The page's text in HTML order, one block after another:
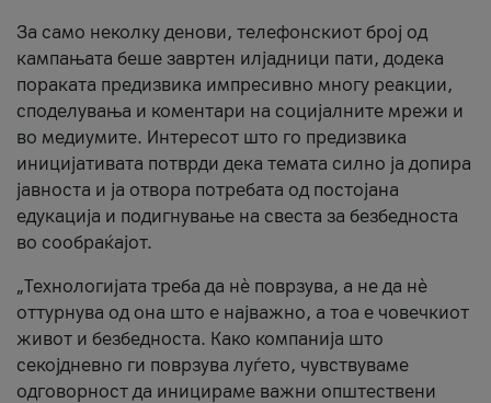
За само неколку денови, телефонскиот број од
кампањата беше завртен илјадници пати, додека
пораката предизвика импресивно многу реакции,
споделувања и коментари на социјалните мрежи и
во медиумите. Интересот што го предизвика
иницијативата потврди дека темата силно ја допира
јавноста и ја отвора потребата од постојана
едукација и подигнување на свеста за безбедноста
во сообраќајот.
„Технологијата треба да нè поврзува, а не да нè
оттурнува од она што е најважно, а тоа е човечкиот
живот и безбедноста. Како компанија што
секојдневно ги поврзува луѓето, чувствуваме
одговорност да иницираме важни општествени